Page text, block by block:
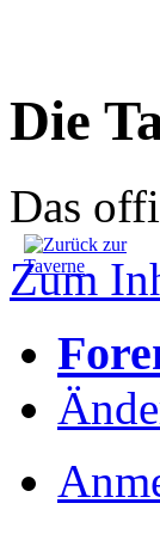
Die
Das
Zum